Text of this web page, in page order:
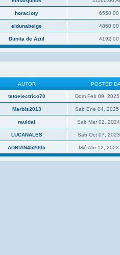
horacioty 6550.00
eldunabeige 4860.00
Dunita de Azul 4192.00
AUTOR POSTED
tetoelectrico70 Dom Feb 09,
Marbis2013 Sab Ene 04, 2025
rauldal Sab Mar 02,
LUCANALES Sab Oct 07,
ADRIAN452005 Mié Abr 12,